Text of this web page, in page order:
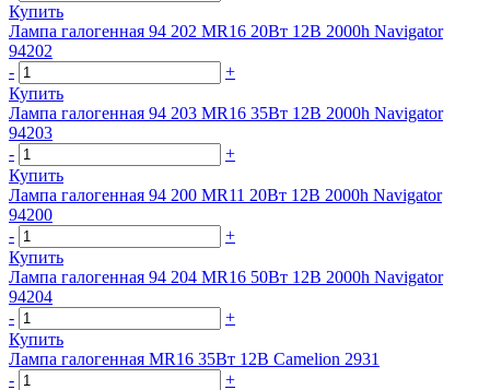
Купить
Лампа галогенная 94 202 MR16 20Вт 12В 2000h Navigator
94202
-
+
Купить
Лампа галогенная 94 203 MR16 35Вт 12В 2000h Navigator
94203
-
+
Купить
Лампа галогенная 94 200 MR11 20Вт 12В 2000h Navigator
94200
-
+
Купить
Лампа галогенная 94 204 MR16 50Вт 12В 2000h Navigator
94204
-
+
Купить
Лампа галогенная MR16 35Вт 12В Camelion 2931
-
+